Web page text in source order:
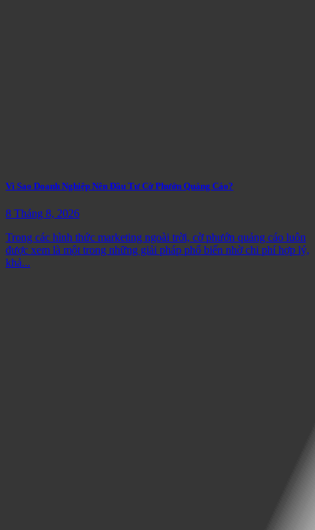
Vì Sao Doanh Nghiệp Nên Đầu Tư Cờ Phướn Quảng Cáo?
8 Tháng 8, 2026
Trong các hình thức marketing ngoài trời, cờ phướn quảng cáo luôn
được xem là một trong những giải pháp phổ biến nhờ chi phí hợp lý,
khả...